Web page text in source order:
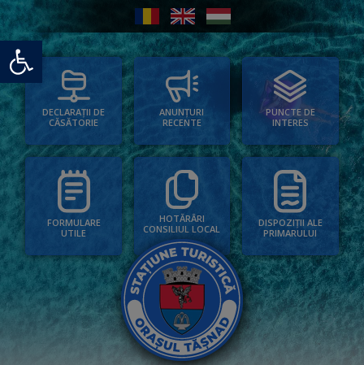
Deschide bara de unelte
DECLARAȚII DE
CĂSĂTORIE
ANUNȚURI
RECENTE
PUNCTE DE
INTERES
FORMULARE
UTILE
HOTĂRÂRI
CONSILIUL LOCAL
DISPOZIȚII ALE
PRIMARULUI